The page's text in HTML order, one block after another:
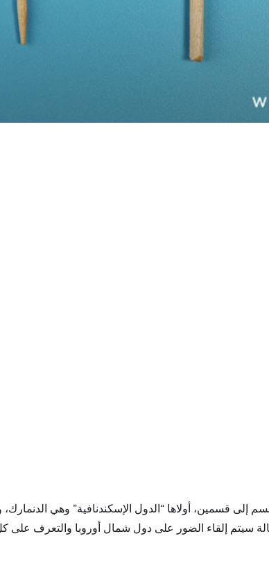
إلى قسمين، أولاها “الدول الإسكندنافية” وهي الدنمارك،
سيتم إلقاء الضور على دول شمال أوروبا والتعرف على